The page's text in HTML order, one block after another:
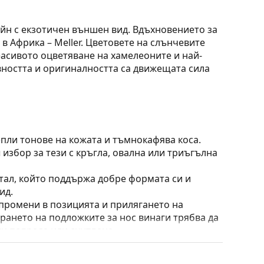
с екзотичен външен вид. Вдъхновението за
Африка – Meller. Цветовете на слънчевите
оцветяване на хамелеоните и най-
и оригиналността са движещата сила
тонове на кожата и тъмнокафява коса.
за тези с кръгла, овална или триъгълна
който поддържа добре формата си и
в позицията и прилягането на
на подложките за нос винаги трябва да